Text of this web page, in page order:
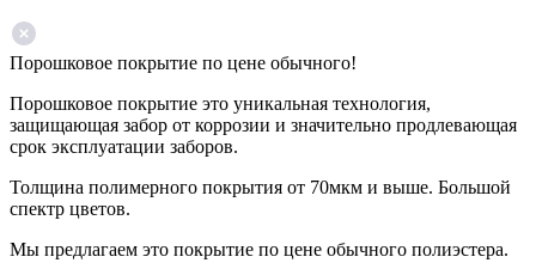
Порошковое покрытие по цене обычного!
Порошковое покрытие это уникальная технология,
защищающая забор от коррозии и значительно продлевающая
срок эксплуатации заборов.
Толщина полимерного покрытия от 70мкм и выше. Большой
спектр цветов.
Мы предлагаем это покрытие по цене обычного полиэстера.